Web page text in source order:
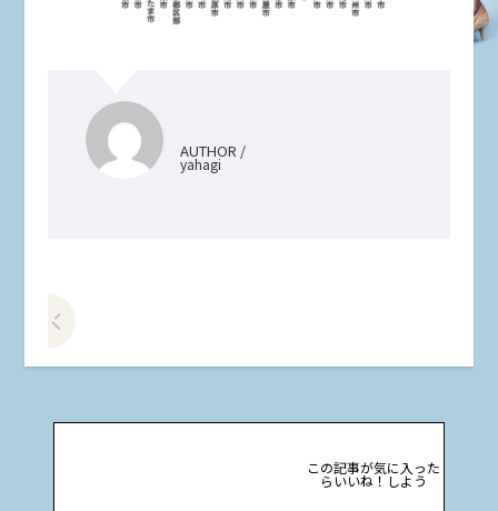
AUTHOR /
yahagi
この記事が気に入った
らいいね！しよう